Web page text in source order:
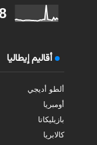
أقاليم إيطاليا
ألطو أديجي
أومبريا
بازيليكاتا
كالابريا